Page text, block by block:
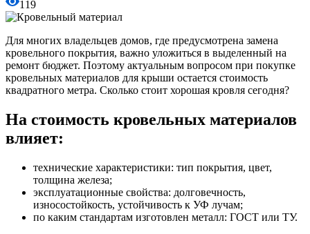
119
Для многих владельцев домов, где предусмотрена замена
кровельного покрытия, важно уложиться в выделенный на
ремонт бюджет. Поэтому актуальным вопросом при покупке
кровельных материалов для крыши остается стоимость
квадратного метра. Сколько стоит хорошая кровля сегодня?
На стоимость кровельных материалов
влияет:
технические характеристики: тип покрытия, цвет,
толщина железа;
эксплуатационные свойства: долговечность,
износостойкость, устойчивость к УФ лучам;
по каким стандартам изготовлен металл: ГОСТ или ТУ.